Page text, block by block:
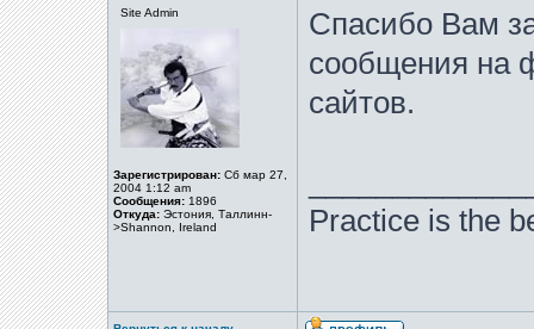
Site Admin
Зарегистрирован: Сб мар 27,
2004 1:12 am
Сообщения: 1896
Откуда: Эстония, Таллинн-
>Shannon, Ireland
Спасибо Вам
сообщения на
сайтов.
Practice is the